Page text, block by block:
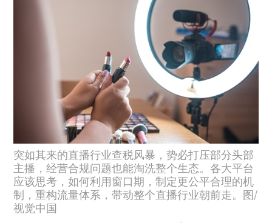
突如其来的直播行业查税风暴，势必打压部分头部
主播，经营合规问题也能淘洗整个生态。各大平台
应该思考，如何利用窗口期，制定更公平合理的机
制，重构流量体系，带动整个直播行业朝前走。图/
视觉中国